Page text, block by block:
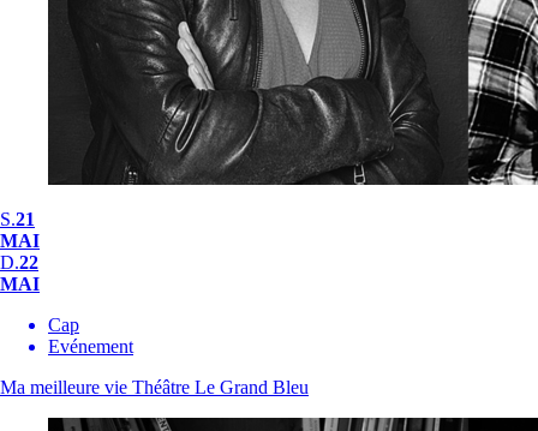
S.21
MAI
D.22
MAI
Cap
Evénement
Ma meilleure vie Théâtre Le Grand Bleu